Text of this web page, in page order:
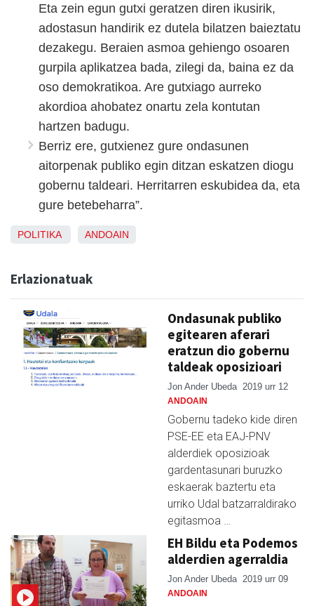
Eta zein egun gutxi geratzen diren ikusirik,
adostasun handirik ez dutela bilatzen baieztatu
dezakegu. Beraien asmoa gehiengo osoaren
gurpila aplikatzea bada, zilegi da, baina ez da
oso demokratikoa. Are gutxiago aurreko
akordioa ahobatez onartu zela kontutan
hartzen badugu.
Berriz ere, gutxienez gure ondasunen
aitorpenak publiko egin ditzan eskatzen diogu
gobernu taldeari. Herritarren eskubidea da, eta
gure betebeharra”.
POLITIKA ANDOAIN
Erlazionatuak
Ondasunak publiko
egitearen aferari
eratzun dio gobernu
taldeak oposizioari
Jon Ander Ubeda 2019 urr 12
ANDOAIN
Gobernu tadeko kide diren
PSE-EE eta EAJ-PNV
alderdiek oposizioak
gardentasunari buruzko
eskaerak baztertu eta
urriko Udal batzarraldirako
egitasmoa …
EH Bildu eta Podemos
alderdien agerraldia
Jon Ander Ubeda 2019 urr 09
ANDOAIN